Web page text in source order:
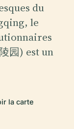
du
le
园) est un
la carte